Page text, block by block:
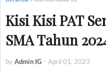
Kisi Kisi PAT
SMA Tahun
by Admin IG - April 01, 2023